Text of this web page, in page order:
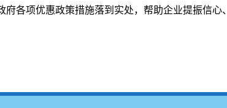
府各项优惠政策措施落到实处，帮助企业提振信